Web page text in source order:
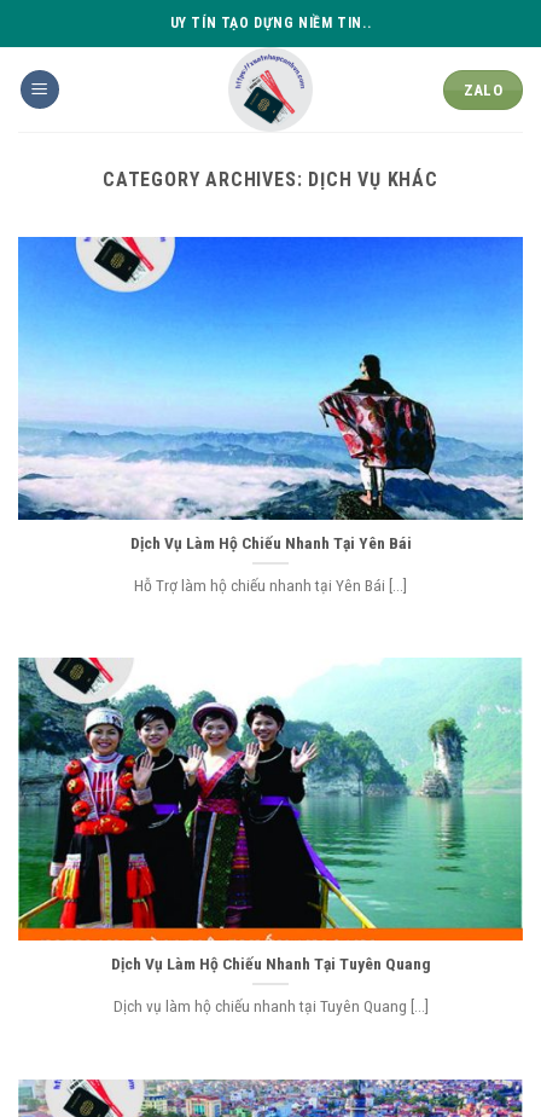
to
content
UY TÍN TẠO DỰNG NIỀM TIN..
ZALO
CATEGORY ARCHIVES: DỊCH VỤ KHÁC
Dịch Vụ Làm Hộ Chiếu Nhanh Tại Yên Bái
Hỗ Trợ làm hộ chiếu nhanh tại Yên Bái [...]
Dịch Vụ Làm Hộ Chiếu Nhanh Tại Tuyên Quang
Dịch vụ làm hộ chiếu nhanh tại Tuyên Quang [...]